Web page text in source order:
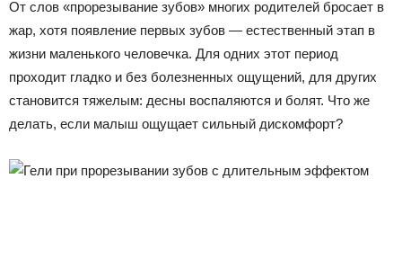
От слов «прорезывание зубов» многих родителей бросает в
жар, хотя появление первых зубов — естественный этап в
жизни маленького человечка. Для одних этот период
проходит гладко и без болезненных ощущений, для других
становится тяжелым: десны воспаляются и болят. Что же
делать, если малыш ощущает сильный дискомфорт?